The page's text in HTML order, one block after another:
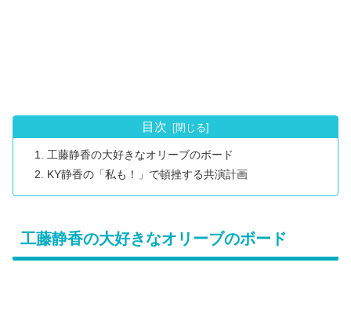
目次
工藤静香の大好きなオリーブのボード
KY静香の「私も！」で頓挫する共演計画
工藤静香の大好きなオリーブのボード